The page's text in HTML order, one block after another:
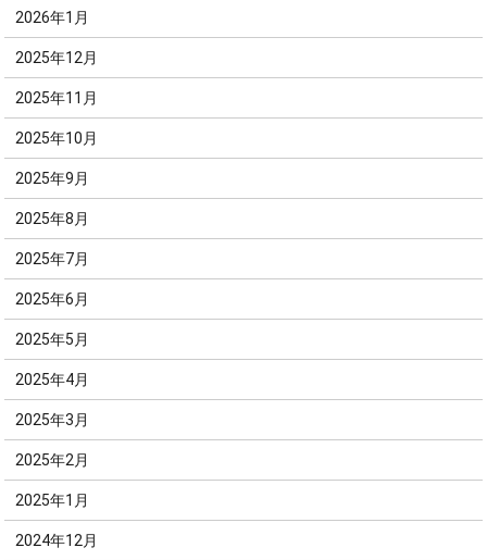
2026年1月
2025年12月
2025年11月
2025年10月
2025年9月
2025年8月
2025年7月
2025年6月
2025年5月
2025年4月
2025年3月
2025年2月
2025年1月
2024年12月